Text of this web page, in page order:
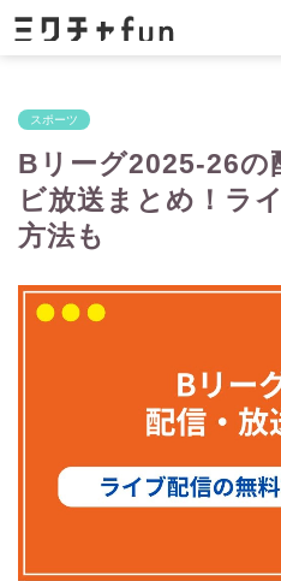
スポーツ
Bリーグ2025-26の
ビ放送まとめ！ラ
方法も